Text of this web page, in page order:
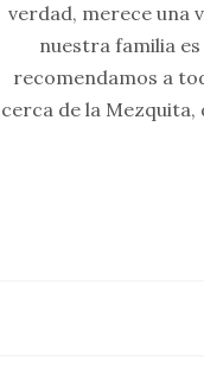
verdad, merece una
nuestra familia
recomendamos a
cerca de la Mezquita,